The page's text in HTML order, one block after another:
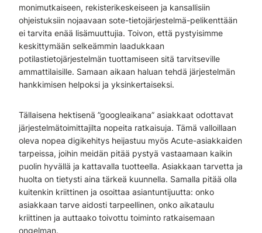
monimutkaiseen, rekisterikeskeiseen ja kansallisiin
ohjeistuksiin nojaavaan sote-tietojärjestelmä-pelikenttään
ei tarvita enää lisämuuttujia. Toivon, että pystyisimme
keskittymään selkeämmin laadukkaan
potilastietojärjestelmän tuottamiseen sitä tarvitseville
ammattilaisille. Samaan aikaan haluan tehdä järjestelmän
hankkimisen helpoksi ja yksinkertaiseksi.
Tällaisena hektisenä ”googleaikana” asiakkaat odottavat
järjestelmätoimittajilta nopeita ratkaisuja. Tämä valloillaan
oleva nopea digikehitys heijastuu myös Acute-asiakkaiden
tarpeissa, joihin meidän pitää pystyä vastaamaan kaikin
puolin hyvällä ja kattavalla tuotteella. Asiakkaan tarvetta ja
huolta on tietysti aina tärkeä kuunnella. Samalla pitää olla
kuitenkin kriittinen ja osoittaa asiantuntijuutta: onko
asiakkaan tarve aidosti tarpeellinen, onko aikataulu
kriittinen ja auttaako toivottu toiminto ratkaisemaan
ongelman.